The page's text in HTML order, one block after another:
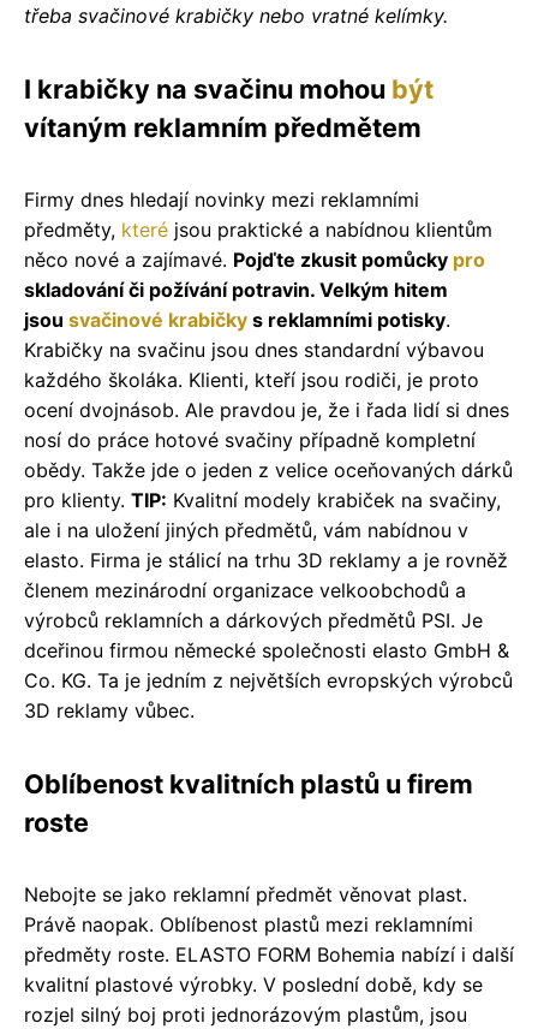
třeba svačinové krabičky nebo vratné kelímky.
I krabičky na svačinu mohou být
vítaným reklamním předmětem
Firmy dnes hledají novinky mezi reklamními
předměty, které jsou praktické a nabídnou klientům
něco nové a zajímavé. Pojďte zkusit pomůcky pro
skladování či požívání potravin. Velkým hitem
jsou svačinové krabičky s reklamními potisky.
Krabičky na svačinu jsou dnes standardní výbavou
každého školáka. Klienti, kteří jsou rodiči, je proto
ocení dvojnásob. Ale pravdou je, že i řada lidí si dnes
nosí do práce hotové svačiny případně kompletní
obědy. Takže jde o jeden z velice oceňovaných dárků
pro klienty. TIP: Kvalitní modely krabiček na svačiny,
ale i na uložení jiných předmětů, vám nabídnou v
elasto. Firma je stálicí na trhu 3D reklamy a je rovněž
členem mezinárodní organizace velkoobchodů a
výrobců reklamních a dárkových předmětů PSI. Je
dceřinou firmou německé společnosti elasto GmbH &
Co. KG. Ta je jedním z největších evropských výrobců
3D reklamy vůbec.
Oblíbenost kvalitních plastů u firem
roste
Nebojte se jako reklamní předmět věnovat plast.
Právě naopak. Oblíbenost plastů mezi reklamními
předměty roste. ELASTO FORM Bohemia nabízí i další
kvalitní plastové výrobky. V poslední době, kdy se
rozjel silný boj proti jednorázovým plastům, jsou